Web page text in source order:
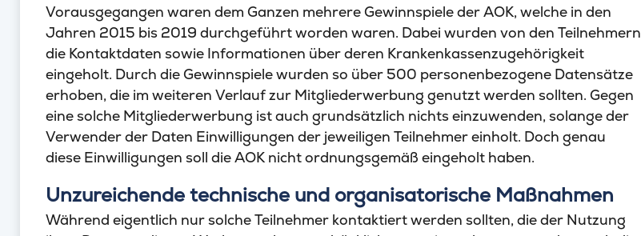
Vorausgegangen waren dem Ganzen mehrere Gewinnspiele der AOK, welche in den
Jahren 2015 bis 2019 durchgeführt worden waren. Dabei wurden von den Teilnehmern
die Kontaktdaten sowie Informationen über deren Krankenkassenzugehörigkeit
eingeholt. Durch die Gewinnspiele wurden so über 500 personenbezogene Datensätze
erhoben, die im weiteren Verlauf zur Mitgliederwerbung genutzt werden sollten. Gegen
eine solche Mitgliederwerbung ist auch grundsätzlich nichts einzuwenden, solange der
Verwender der Daten Einwilligungen der jeweiligen Teilnehmer einholt. Doch genau
diese Einwilligungen soll die AOK nicht ordnungsgemäß eingeholt haben.
Unzureichende technische und organisatorische Maßnahmen
Während eigentlich nur solche Teilnehmer kontaktiert werden sollten, die der Nutzung